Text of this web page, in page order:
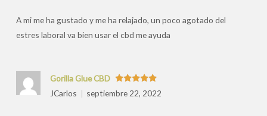
A mi me ha gustado y me ha relajado, un poco agotado del
estres laboral va bien usar el cbd me ayuda
Valorado
con5de 5
Gorilla Glue CBD
JCarlos
septiembre 22, 2022